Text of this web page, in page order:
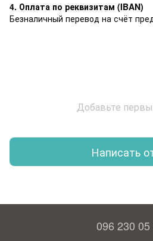
4. Оплата по реквизитам (IBAN)
Безналичный перевод на счёт
Добавьте
Написать
096 230 05